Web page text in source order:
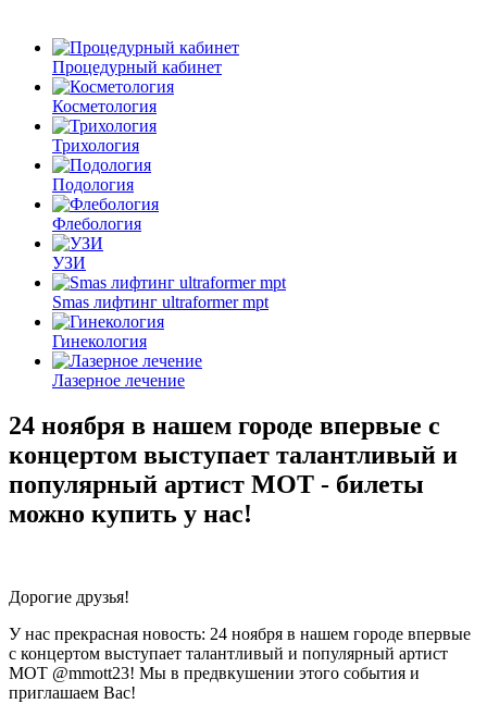
Процедурный кабинет
Косметология
Трихология
Подология
Флебология
УЗИ
Smas лифтинг ultraformer mpt
Гинекология
Лазерное лечение
24 ноября в нашем городе впервые с
концертом выступает талантливый и
популярный артист МОТ - билеты
можно купить у нас!
Дорогие друзья!
У нас прекрасная новость: 24 ноября в нашем городе впервые
с концертом выступает талантливый и популярный артист
МОТ @mmott23! Мы в предвкушении этого события и
приглашаем Вас!